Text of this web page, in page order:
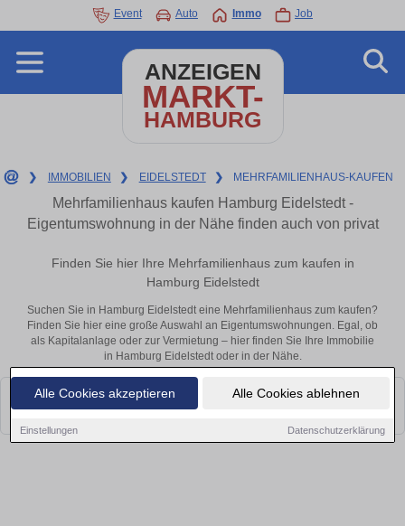
Alle Cookies akzeptieren Alle Cookies ablehnen
Einstellungen Datenschutzerklärung
Event Auto Immo Job
ANZEIGEN
MARKT-
HAMBURG
❯ IMMOBILIEN ❯ EIDELSTEDT ❯ MEHRFAMILIENHAUS-KAUFEN
Mehrfamilienhaus kaufen Hamburg Eidelstedt -
Eigentumswohnung in der Nähe finden auch von privat
Finden Sie hier Ihre Mehrfamilienhaus zum kaufen in
Hamburg Eidelstedt
Suchen Sie in Hamburg Eidelstedt eine Mehrfamilienhaus zum kaufen?
Finden Sie hier eine große Auswahl an Eigentumswohnungen. Egal, ob
als Kapitalanlage oder zur Vermietung – hier finden Sie Ihre Immobilie
in Hamburg Eidelstedt oder in der Nähe.
Leider konnten wir derzeit keine passenden Objekte finden. Schauen Sie
bald wieder vorbei!